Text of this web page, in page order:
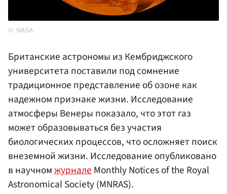
NASA
Британские астрономы из Кембриджского
университета поставили под сомнение
традиционное представление об озоне как
надежном признаке жизни. Исследование
атмосферы Венеры показало, что этот газ
может образовываться без участия
биологических процессов, что осложняет поиск
внеземной жизни. Исследование опубликовано
в научномжурналеMonthly Notices of the Royal
Astronomical Society (MNRAS).